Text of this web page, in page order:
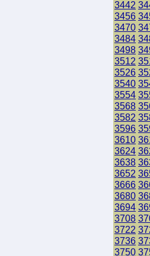
3442
3456
3470
3484
3498
3512
3526
3540
3554
3568
3582
3596
3610
3624
3638
3652
3666
3680
3694
3708
3722
3736
3750